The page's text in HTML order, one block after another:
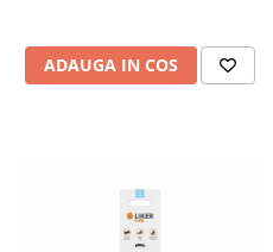
ADAUGA IN COS